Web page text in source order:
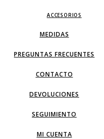
ACCESORIOS
MEDIDAS
PREGUNTAS FRECUENTES
CONTACTO
DEVOLUCIONES
SEGUIMIENTO
MI CUENTA